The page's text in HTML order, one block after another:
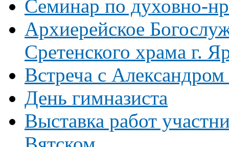
Семинар по духовно-
Архиерейское
Сретенского храма г.
Встреча с
День гимназиста
Выставка работ